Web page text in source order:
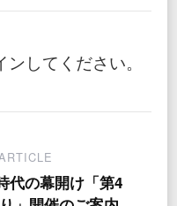
してください。
代の幕開け「第4